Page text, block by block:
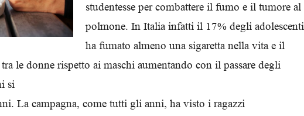
studentesse per combattere il fumo e il tumore al
polmone. In Italia infatti il 17% degli adolescenti
ha fumato almeno una sigaretta nella vita e il
le donne rispetto ai maschi aumentando con il passare degli
si
La campagna, come tutti gli anni, ha visto i ragazzi